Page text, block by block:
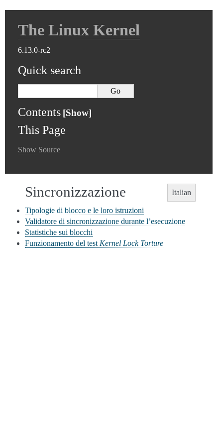
The Linux Kernel
6.13.0-rc2
Quick search
Contents
This Page
Show Source
Italian
Sincronizzazione
Tipologie di blocco e le loro istruzioni
Validatore di sincronizzazione durante l’esecuzione
Statistiche sui blocchi
Funzionamento del test Kernel Lock Torture